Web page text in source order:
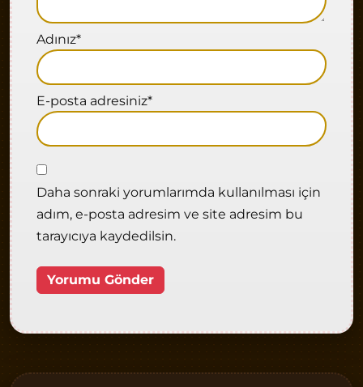
Adınız*
E-posta adresiniz*
Daha sonraki yorumlarımda kullanılması için
adım, e-posta adresim ve site adresim bu
tarayıcıya kaydedilsin.